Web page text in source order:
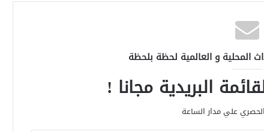
المحلية و العالمية لحظة بلحظة
البريدية مجانا !